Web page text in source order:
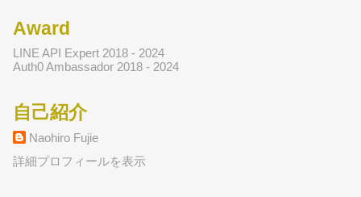
Award
LINE API Expert 2018 - 2024
Auth0 Ambassador 2018 - 2024
自己紹介
Naohiro Fujie
詳細プロフィールを表示